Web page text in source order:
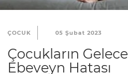
ÇOCUK 05 Şubat 2023
Çocukların
Ebeveyn Hatası